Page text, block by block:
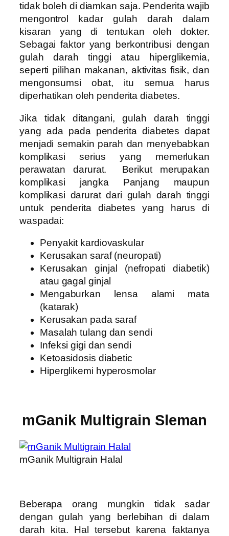
tidak boleh di diamkan saja. Penderita wajib
mengontrol kadar gulah darah dalam
kisaran yang di tentukan oleh dokter.
Sebagai faktor yang berkontribusi dengan
gulah darah tinggi atau hiperglikemia,
seperti pilihan makanan, aktivitas fisik, dan
mengonsumsi obat, itu semua harus
diperhatikan oleh penderita diabetes.
Jika tidak ditangani, gulah darah tinggi
yang ada pada penderita diabetes dapat
menjadi semakin parah dan menyebabkan
komplikasi serius yang memerlukan
perawatan darurat. Berikut merupakan
komplikasi jangka Panjang maupun
komplikasi darurat dari gulah darah tinggi
untuk penderita diabetes yang harus di
waspadai:
Penyakit kardiovaskular
Kerusakan saraf (neuropati)
Kerusakan ginjal (nefropati diabetik)
atau gagal ginjal
Mengaburkan lensa alami mata
(katarak)
Kerusakan pada saraf
Masalah tulang dan sendi
Infeksi gigi dan sendi
Ketoasidosis diabetic
Hiperglikemi hyperosmolar
mGanik Multigrain Sleman
mGanik Multigrain Halal
Beberapa orang mungkin tidak sadar
dengan gulah yang berlebihan di dalam
darah kita. Hal tersebut karena faktanya